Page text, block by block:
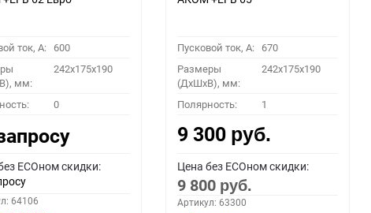
ток, A: 600
мм:
242x175x190
0
ECOном скидки:
64106
Пусковой ток, A: 670
Размеры
(ДхШхВ), мм:
242x175x190
Полярность: 1
9 300 руб.
Цена без ECOном скидки:
9 800 руб.
Артикул: 63300